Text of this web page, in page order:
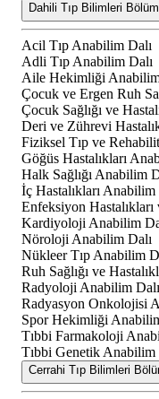
Dahili Tıp Bilimleri
Acil Tıp Anabilim Dalı
Adli Tıp Anabilim Dalı
Aile Hekimliği
Çocuk ve Ergen Ruh
Çocuk Sağlığı ve
Deri ve Zührevi
Fiziksel Tıp ve
Göğüs Hastalıkları
Halk Sağlığı Anabilim
İç Hastalıkları Anabilim
Enfeksiyon
Kardiyoloji Anabilim
Nöroloji Anabilim Dalı
Nükleer Tıp Anabilim
Ruh Sağlığı ve
Radyoloji Anabilim Dalı
Radyasyon Onkolojisi
Spor Hekimliği
Tıbbi Farmakoloji
Tıbbi Genetik Anabilim
Cerrahi Tıp Bilimleri